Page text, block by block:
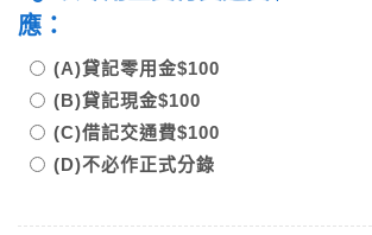
應：
(A)貸記零用金$100
(B)貸記現金$100
(C)借記交通費$100
(D)不必作正式分錄